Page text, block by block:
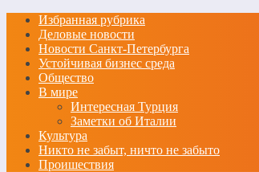
Избранная рубрика
Деловые новости
Новости Санкт-Петербурга
Устойчивая бизнес среда
Общество
В мире
Интересная Турция
Заметки об Италии
Культура
Никто не забыт, ничто не забыто
Проишествия